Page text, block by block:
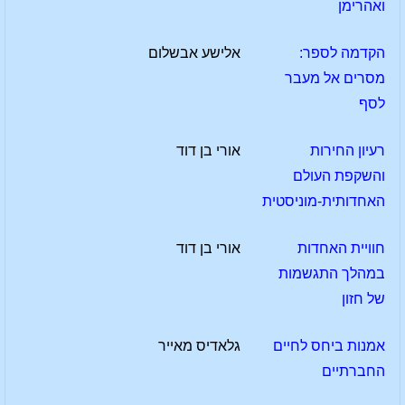
ואהרימן
הקדמה לספר:
מסרים אל מעבר
לסף
אלישע אבשלום
רעיון החירות
והשקפת העולם
האחדותית-מוניסטית
אורי בן דוד
חוויית האחדות
במהלך התגשמות
של חזון
אורי בן דוד
אמנות ביחס לחיים
החברתיים
גלאדיס מאייר